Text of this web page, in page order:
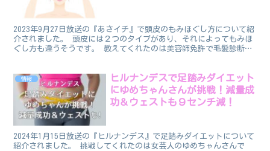
2023年9月27日放送の『あさイチ』で頭皮のもみほぐし方について紹
介されました。 頭皮には２つのタイプがあり、それによってもみほ
ぐし方も違うそうです。 教えてくれたのは美容師免許で毛髪診断士
情報
ヒルナンデスで足踏みダイエット
にゆめちゃんさんが挑戦！減量成
功＆ウェストも９センチ減！
2024年1月15日放送の『ヒルナンデス』で足踏みダイエットについて
紹介されました。 挑戦してくれたのは女芸人のゆめちゃんさんで